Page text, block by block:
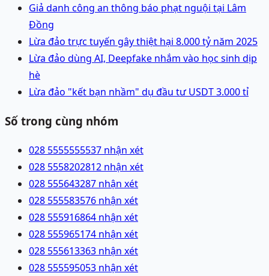
Giả danh công an thông báo phạt nguội tại Lâm
Đồng
Lừa đảo trực tuyến gây thiệt hại 8.000 tỷ năm 2025
Lừa đảo dùng AI, Deepfake nhắm vào học sinh dịp
hè
Lừa đảo "kết bạn nhầm" dụ đầu tư USDT 3.000 tỉ
Số trong cùng nhóm
028 5555555537 nhận xét
028 5558202812 nhận xét
028 555643287 nhận xét
028 555583576 nhận xét
028 555916864 nhận xét
028 555965174 nhận xét
028 555613363 nhận xét
028 555595053 nhận xét